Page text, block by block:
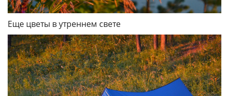
Еще цветы в утреннем свете